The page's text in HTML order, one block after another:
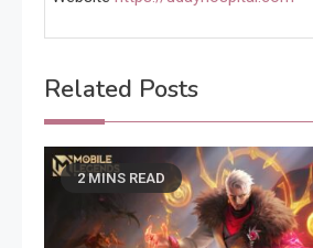
Related Posts
2 MINS READ